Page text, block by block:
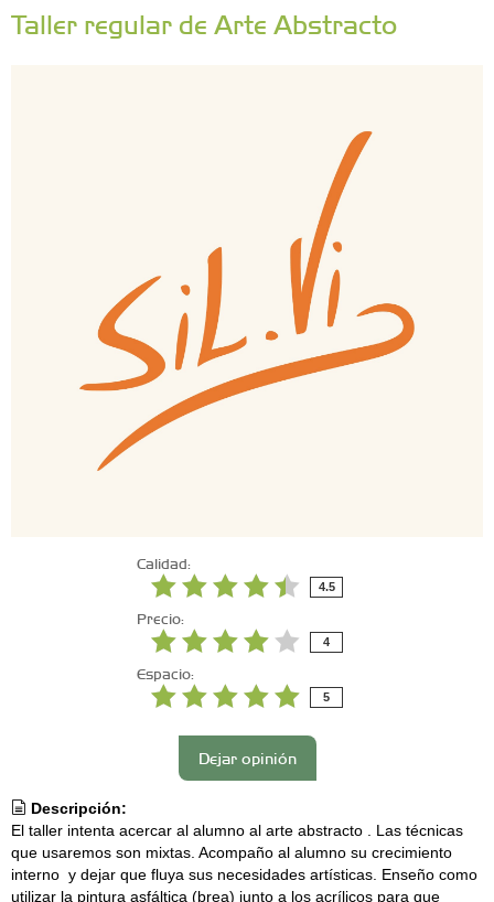
Taller regular de Arte Abstracto
Calidad:
4.5
Precio:
4
Espacio:
5
Dejar opinión
Descripción:
El taller intenta acercar al alumno al arte abstracto . Las técnicas
que usaremos son mixtas. Acompaño al alumno su crecimiento
interno y dejar que fluya sus necesidades artísticas. Enseño como
utilizar la pintura asfáltica (brea) junto a los acrílicos para que